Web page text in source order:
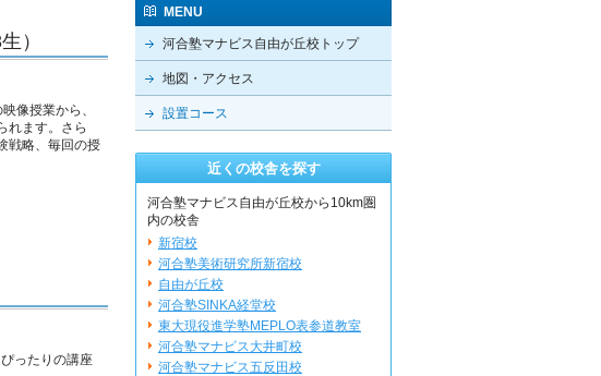
）
像授業から、
れます。さら
戦略、毎回の授
ったりの講座
MENU
河合塾マナビス自由が丘校トップ
地図・アクセス
設置コース
近くの校舎を探す
河合塾マナビス自由が丘校から10km圏
内の校舎
新宿校
河合塾美術研究所新宿校
自由が丘校
河合塾SINKA経堂校
東大現役進学塾MEPLO表参道教室
河合塾マナビス大井町校
河合塾マナビス五反田校